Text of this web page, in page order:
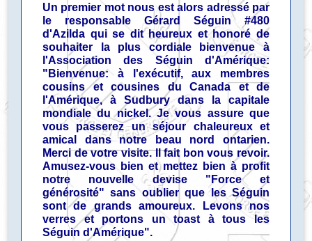
Un premier mot nous est alors adressé par
le responsable Gérard Séguin #480
d'Azilda qui se dit heureux et honoré de
souhaiter la plus cordiale bienvenue à
l'Association des Séguin d'Amérique:
"Bienvenue: à l'exécutif, aux membres
cousins et cousines du Canada et de
l'Amérique, à Sudbury dans la capitale
mondiale du nickel. Je vous assure que
vous passerez un séjour chaleureux et
amical dans notre beau nord ontarien.
Merci de votre visite. Il fait bon vous revoir.
Amusez-vous bien et mettez bien à profit
notre nouvelle devise "Force et
générosité" sans oublier que les Séguin
sont de grands amoureux. Levons nos
verres et portons un toast à tous les
Séguin d'Amérique".